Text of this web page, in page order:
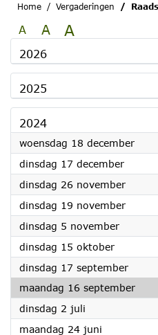
Home
Vergaderingen
A A A
2026
2025
2024
woensdag 18 december2024
dinsdag 17 december2024
dinsdag 26 november2024
dinsdag 19 november2024
dinsdag 5 november2024
dinsdag 15 oktober2024
dinsdag 17 september2024
maandag 16 september2024
dinsdag 2 juli
maandag 24 juni